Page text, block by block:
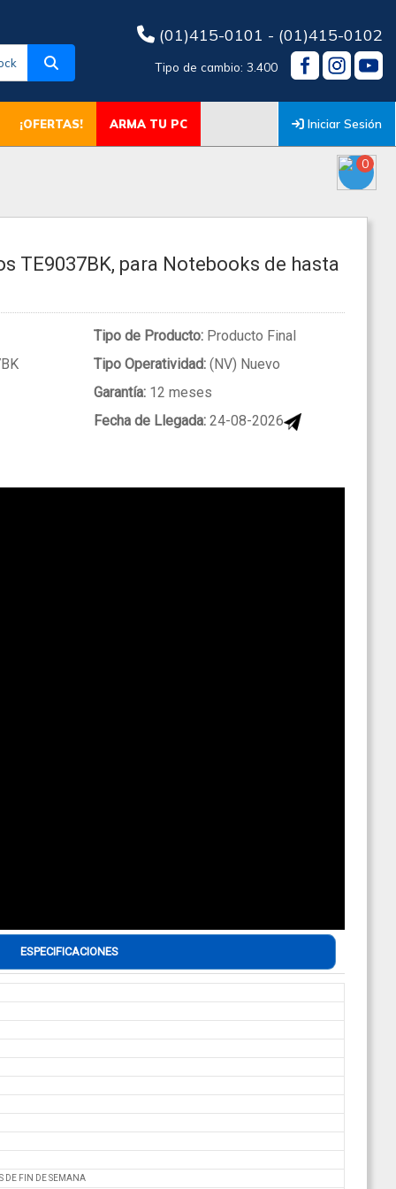
(01)415-0101 - (01)415-0102
Tipo de cambio: 3.400
¡OFERTAS! ARMA TU PC Iniciar Sesión
0
TE9037BK, para Notebooks de hasta
Tipo de Producto:Producto Final
Tipo Operatividad:(NV) Nuevo
Garantía:12 meses
Fecha de Llegada:24-08-2026
ESPECIFICACIONES
DE FIN DE SEMANA